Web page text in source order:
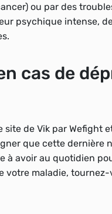
ou par des
psychique intense,
cas de
site de Vik par Wefight
que cette dernière
à avoir au quotidien
votre maladie,